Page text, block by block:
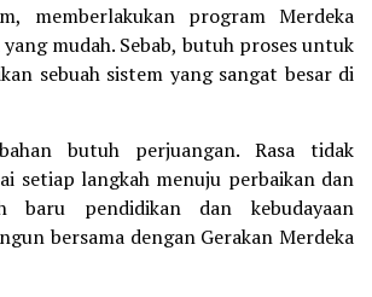
memberlakukan program Merdeka
mudah. Sebab, butuh proses untuk
sebuah sistem yang sangat besar di
butuh perjuangan. Rasa tidak
setiap langkah menuju perbaikan dan
baru pendidikan dan kebudayaan
bersama dengan Gerakan Merdeka